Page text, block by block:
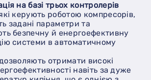
керують роботою компресорів,
задані параметри та
безпечну й енергоефективну
системи в автоматичному
отримати високі
навіть за дуже